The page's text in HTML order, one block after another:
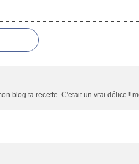
blog ta recette. C'etait un vrai délice!!